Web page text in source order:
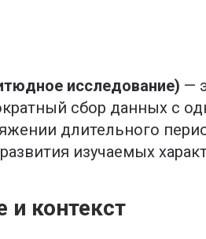
исследование) —
сбор данных с
длительного
изучаемых
контекст